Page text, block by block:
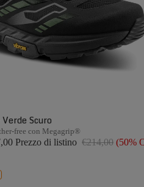
Scuro
free con Megagrip®
Prezzo di listino €214,00 (50%